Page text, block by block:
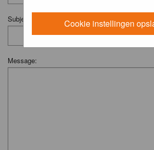
Cookie instellingen
Subject:
Message: